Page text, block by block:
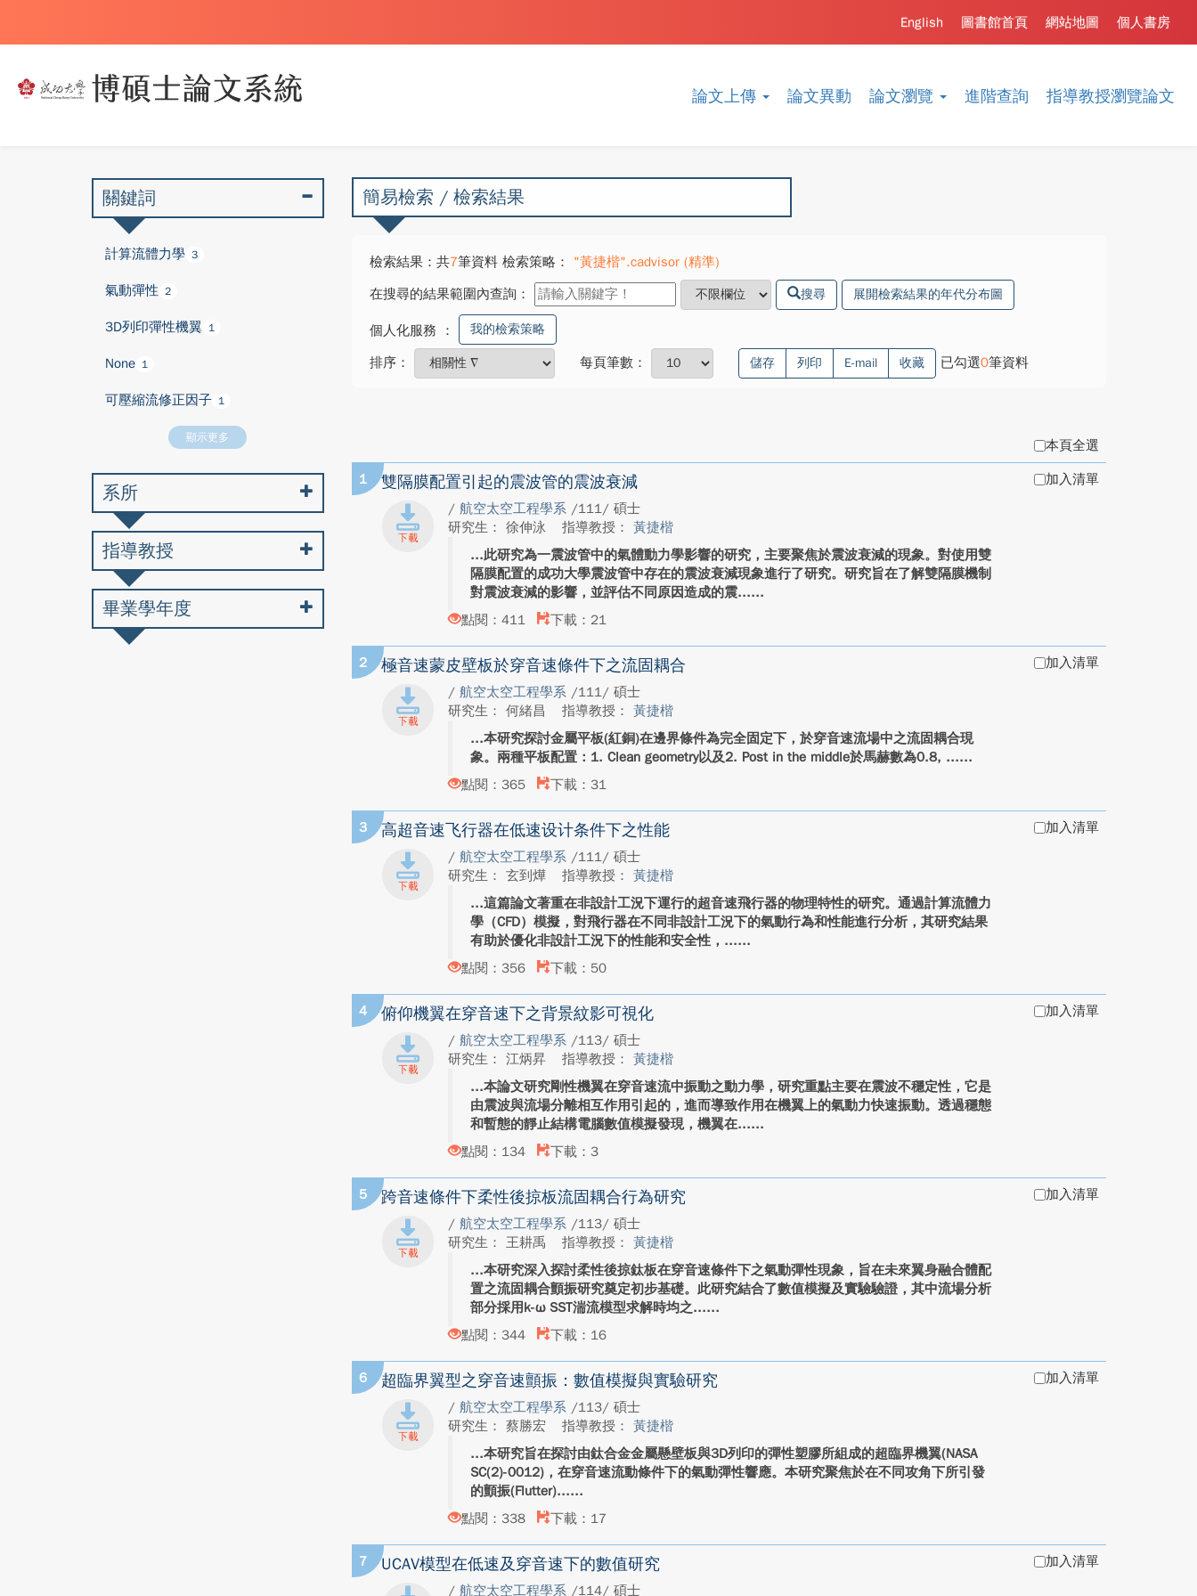
論文上傳 論文異動 論文瀏覽 進階查詢 指導教授瀏覽論文
個人書房
網站地圖
圖書館首頁
English
簡易檢索 / 檢索結果
檢索結果：共7筆資料 檢索策略：
"黃捷楷".cadvisor (精準)
在搜尋的結果範圍內查詢：
搜尋 展開檢索結果的年代分布圖
個人化服務 ： 我的檢索策略
排序： 每頁筆數： 儲存 列印 E-mail 收藏 已勾選0筆資料
本頁全選
1 雙隔膜配置引起的震波管的震波衰減
/ 航空太空工程學系 /111/ 碩士
研究生： 徐伸泳
指導教授： 黃捷楷
此研究為一震波管中的氣體動力學影響的研究，主要聚焦於震波衰減的現象。對使用雙
隔膜配置的成功大學震波管中存在的震波衰減現象進行了研究。研究旨在了解雙隔膜機制
對震波衰減的影響，並評估不同原因造成的震...
點閱：411
下載：21
加入清單
2 極音速蒙皮壁板於穿音速條件下之流固耦合
/ 航空太空工程學系 /111/ 碩士
研究生： 何緒昌
指導教授： 黃捷楷
本研究探討金屬平板(紅銅)在邊界條件為完全固定下，於穿音速流場中之流固耦合現
象。兩種平板配置：1. Clean geometry以及2. Post in the middle於馬赫數為0.8, ...
點閱：365
下載：31
加入清單
3 高超音速飞行器在低速设计条件下之性能
/ 航空太空工程學系 /111/ 碩士
研究生： 玄到燁
指導教授： 黃捷楷
這篇論文著重在非設計工況下運行的超音速飛行器的物理特性的研究。通過計算流體力
學（CFD）模擬，對飛行器在不同非設計工況下的氣動行為和性能進行分析，其研究結果
有助於優化非設計工況下的性能和安全性，...
點閱：356
下載：50
加入清單
4 俯仰機翼在穿音速下之背景紋影可視化
/ 航空太空工程學系 /113/ 碩士
研究生： 江炳昇
指導教授： 黃捷楷
本論文研究剛性機翼在穿音速流中振動之動力學，研究重點主要在震波不穩定性，它是
由震波與流場分離相互作用引起的，進而導致作用在機翼上的氣動力快速振動。透過穩態
和暫態的靜止結構電腦數值模擬發現，機翼在...
點閱：134
下載：3
加入清單
5 跨音速條件下柔性後掠板流固耦合行為研究
/ 航空太空工程學系 /113/ 碩士
研究生： 王耕禹
指導教授： 黃捷楷
本研究深入探討柔性後掠鈦板在穿音速條件下之氣動彈性現象，旨在未來翼身融合體配
置之流固耦合顫振研究奠定初步基礎。此研究結合了數值模擬及實驗驗證，其中流場分析
部分採用k-ω SST湍流模型求解時均之...
點閱：344
下載：16
加入清單
6 超臨界翼型之穿音速顫振：數值模擬與實驗研究
/ 航空太空工程學系 /113/ 碩士
研究生： 蔡勝宏
指導教授： 黃捷楷
本研究旨在探討由鈦合金金屬懸壁板與3D列印的彈性塑膠所組成的超臨界機翼(NASA
SC(2)-0012)，在穿音速流動條件下的氣動彈性響應。本研究聚焦於在不同攻角下所引發
的顫振(Flutter)...
點閱：338
下載：17
加入清單
7 UCAV模型在低速及穿音速下的數值研究
/ 航空太空工程學系 /114/ 碩士
加入清單
關鍵詞
計算流體力學 3
氣動彈性 2
3D列印彈性機翼 1
None 1
可壓縮流修正因子 1
顯示更多
系所
指導教授
畢業學年度